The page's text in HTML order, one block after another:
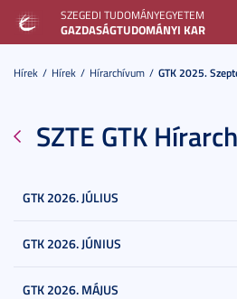
SZEGEDI TUDOMÁNYEGYETEM
GAZDASÁGTUDOMÁNYI KAR
Hírek Hírek Hírarchívum GTK 2025.
SZTE GTK
GTK 2026. JÚLIUS
GTK 2026. JÚNIUS
GTK 2026. MÁJUS